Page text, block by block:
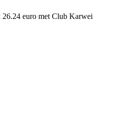
euro met Club Karwei